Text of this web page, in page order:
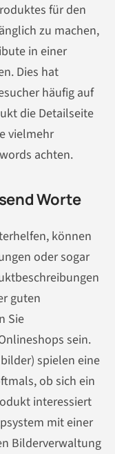
für den
zu machen,
in einer
Dies hat
häufig auf
die Detailseite
vielmehr
achten.
Worte
können
oder sogar
guten
Sie
sein.
spielen eine
ob sich ein
interessiert
mit einer
Bilderverwaltung